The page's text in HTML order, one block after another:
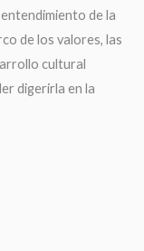
de la
de los valores, las
cultural
digerirla en la